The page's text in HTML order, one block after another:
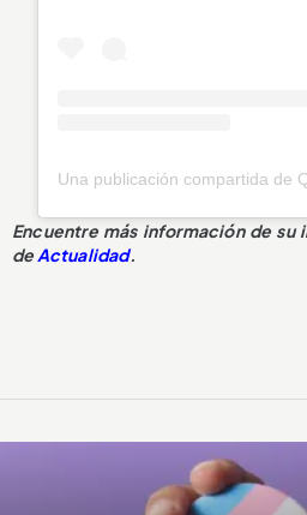
Encuentre más información de su
deActualidad.